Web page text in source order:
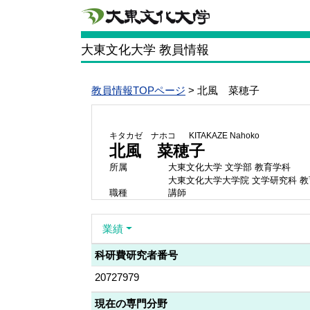
大東文化大学 教員情報
教員情報TOPページ > 北風 菜穂子
キタカゼ ナホコ KITAKAZE Nahoko
北風 菜穂子
所属
大東文化大学 文学部 教育学科
大東文化大学大学院 文学研究科
職種
講師
業績
科研費研究者番号
20727979
現在の専門分野